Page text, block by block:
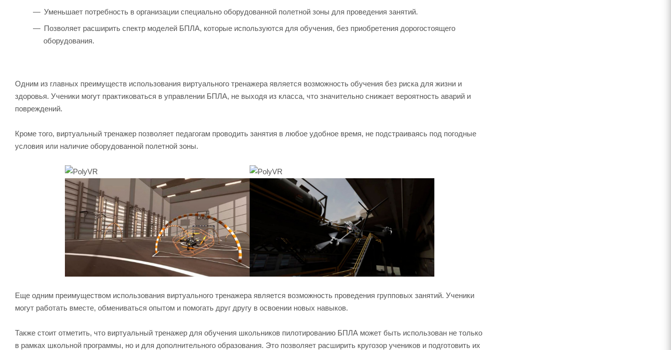
Уменьшает потребность в организации специально оборудованной полетной зоны для проведения занятий.
Позволяет расширить спектр моделей БПЛА, которые используются для обучения, без приобретения дорогостоящего
оборудования.
Одним из главных преимуществ использования виртуального тренажера является возможность обучения без риска для жизни и
здоровья. Ученики могут практиковаться в управлении БПЛА, не выходя из класса, что значительно снижает вероятность аварий и
повреждений.
Кроме того, виртуальный тренажер позволяет педагогам проводить занятия в любое удобное время, не подстраиваясь под погодные
условия или наличие оборудованной полетной зоны.
Еще одним преимуществом использования виртуального тренажера является возможность проведения групповых занятий. Ученики
могут работать вместе, обмениваться опытом и помогать друг другу в освоении новых навыков.
Также стоит отметить, что виртуальный тренажер для обучения школьников пилотированию БПЛА может быть использован не только
в рамках школьной программы, но и для дополнительного образования. Это позволяет расширить кругозор учеников и подготовить их